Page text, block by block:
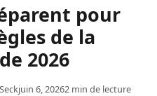
pour
de la
2026
juin 6, 20262 min de lecture